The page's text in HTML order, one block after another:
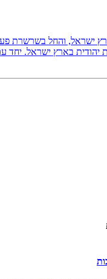
הבריטי בארץ ישראל, והחל
בארץ ישראל. יחד